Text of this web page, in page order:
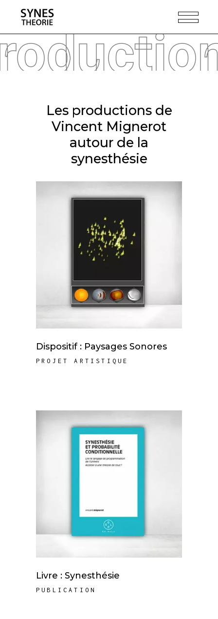
Les productions de
Vincent Mignerot
autour de la
synesthésie
Dispositif : Paysages Sonores
PROJET ARTISTIQUE
Livre : Synesthésie
PUBLICATION